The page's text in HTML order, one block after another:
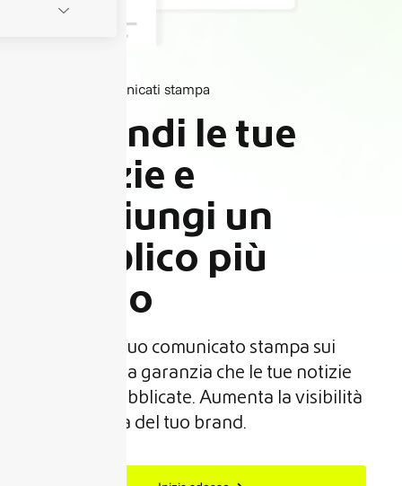
Comunicati stampa
Diffondi le tue
notizie e
raggiungi un
pubblico più
ampio
Pubblica il tuo comunicato stampa sui
media con la garanzia che le tue notizie
saranno pubblicate. Aumenta la visibilità
delle novità del tuo brand.